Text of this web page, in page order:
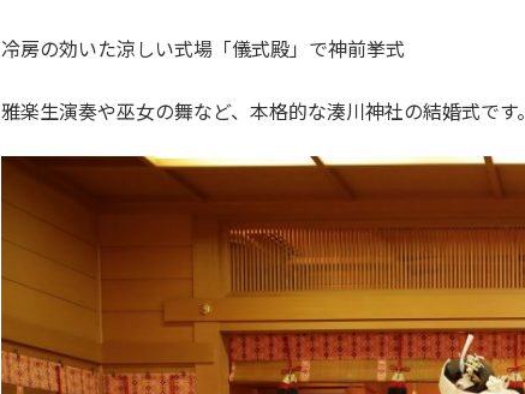
冷房の効いた涼しい式場「儀式殿」で神前挙式
雅楽生演奏や巫女の舞など、本格的な湊川神社の結婚式です。